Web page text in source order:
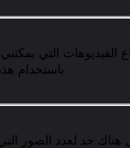
الفيديوهات التي
باستخدام
هناك حد لعدد الصور